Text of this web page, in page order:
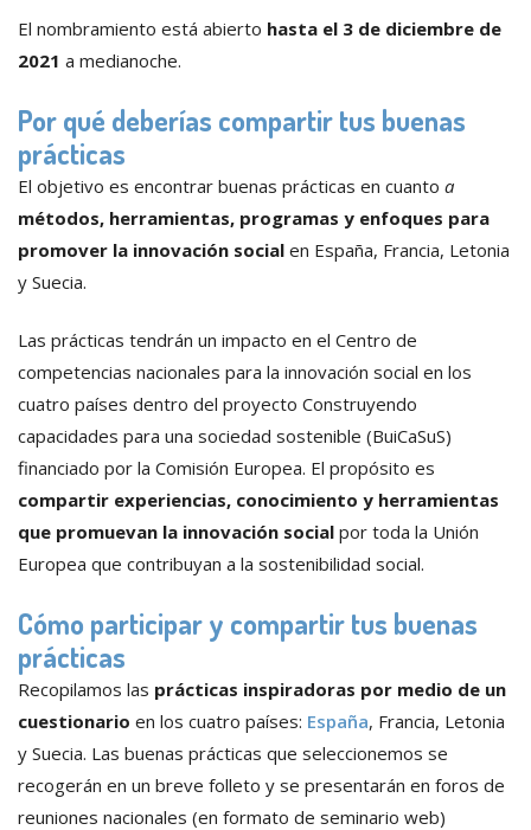
El nombramiento está abierto hasta el 3 de diciembre de
2021 a medianoche.
Por qué deberías compartir tus buenas
prácticas
El objetivo es encontrar buenas prácticas en cuanto a
métodos, herramientas, programas y enfoques para
promover la innovación social en España, Francia, Letonia
y Suecia.
Las prácticas tendrán un impacto en el Centro de
competencias nacionales para la innovación social en los
cuatro países dentro del proyecto Construyendo
capacidades para una sociedad sostenible (BuiCaSuS)
financiado por la Comisión Europea. El propósito es
compartir experiencias, conocimiento y herramientas
que promuevan la innovación social por toda la Unión
Europea que contribuyan a la sostenibilidad social.
Cómo participar y compartir tus buenas
prácticas
Recopilamos las prácticas inspiradoras por medio de un
cuestionario en los cuatro países: España, Francia, Letonia
y Suecia. Las buenas prácticas que seleccionemos se
recogerán en un breve folleto y se presentarán en foros de
reuniones nacionales (en formato de seminario web)